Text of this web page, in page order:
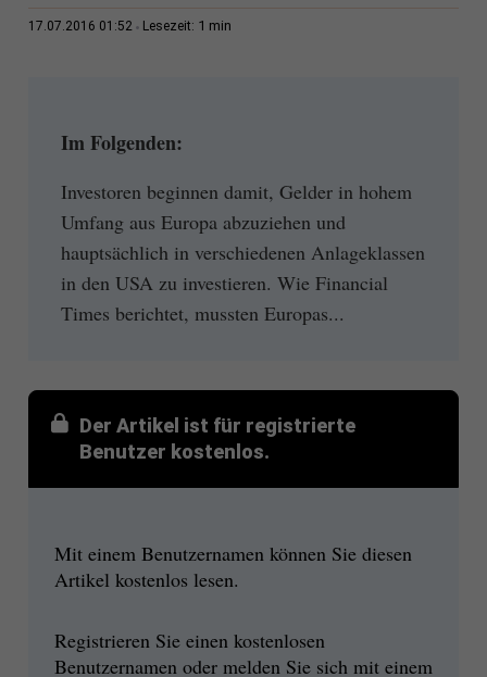
17.07.2016 01:52 Lesezeit: 1 min
Im Folgenden:
Investoren beginnen damit, Gelder in hohem
Umfang aus Europa abzuziehen und
hauptsächlich in verschiedenen Anlageklassen
in den USA zu investieren. Wie Financial
Times berichtet, mussten Europas...
Der Artikel ist für registrierte
Benutzer kostenlos.
Mit einem Benutzernamen können Sie diesen
Artikel kostenlos lesen.
Registrieren Sie einen kostenlosen
Benutzernamen oder melden Sie sich mit einem